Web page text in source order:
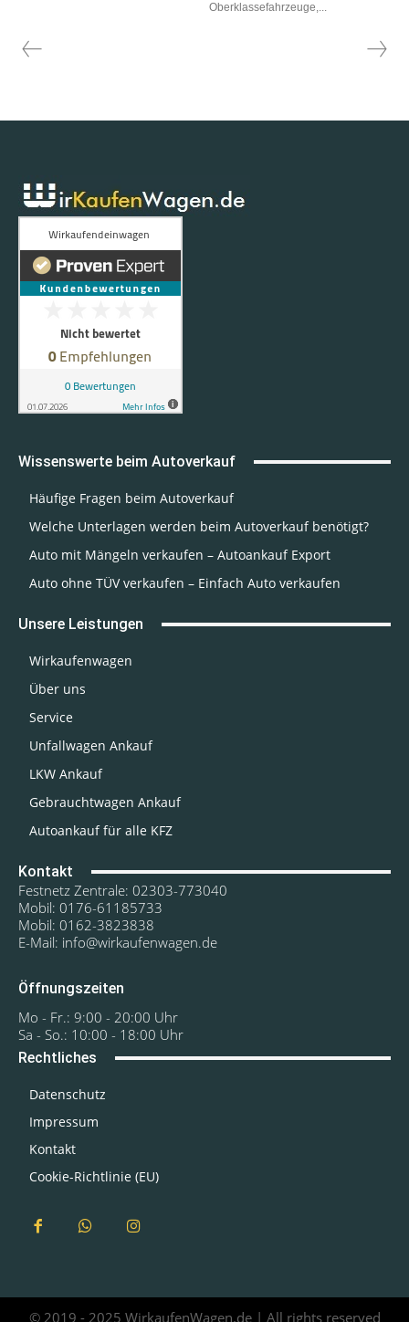
Oberklassefahrzeuge,...
Wissenswerte beim Autoverkauf
Häufige Fragen beim Autoverkauf
Welche Unterlagen werden beim Autoverkauf benötigt?
Auto mit Mängeln verkaufen – Autoankauf Export
Auto ohne TÜV verkaufen – Einfach Auto verkaufen
Unsere Leistungen
Wirkaufenwagen
Über uns
Service
Unfallwagen Ankauf
LKW Ankauf
Gebrauchtwagen Ankauf
Autoankauf für alle KFZ
Kontakt
Festnetz Zentrale: 02303-773040
Mobil: 0176-61185733
Mobil: 0162-3823838
E-Mail: info@wirkaufenwagen.de
Öffnungszeiten
Mo - Fr.: 9:00 - 20:00 Uhr
Sa - So.: 10:00 - 18:00 Uhr
Rechtliches
Datenschutz
Impressum
Kontakt
Cookie-Richtlinie (EU)
© 2019 - 2025 WirkaufenWagen.de | All rights reserved